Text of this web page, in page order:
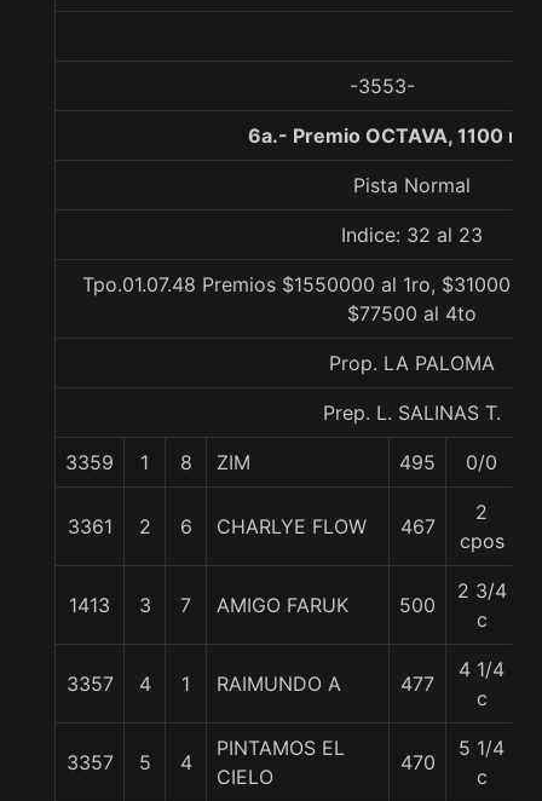
-3553-
6a.- Premio OCTAVA, 1100
Pista Normal
Indice: 32 al 23
Tpo.01.07.48 Premios $1550000 al 1ro, $310000
$77500 al 4to
Prop. LA PALOMA
Prep. L. SALINAS T.
3359 1 8 ZIM 495 0/0
3361 2 6 CHARLYE FLOW 467
2
cpos
1413 3 7 AMIGO FARUK 500
2 3/4
c
3357 4 1 RAIMUNDO A 477
4 1/4
c
3357 5 4
PINTAMOS EL
CIELO
470
5 1/4
c